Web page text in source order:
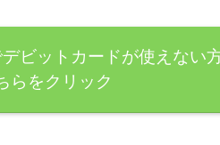
ビットカードが使えない
らをクリック